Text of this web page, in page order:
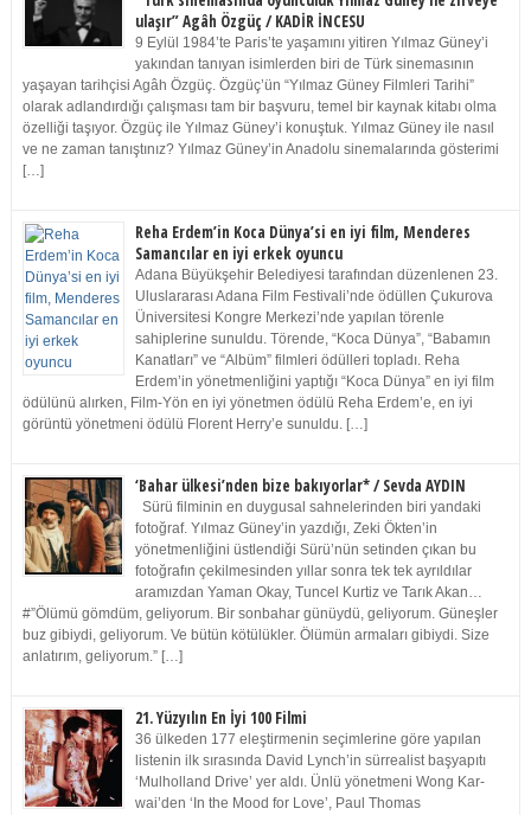
ulaşır” Agâh Özgüç / KADİR İNCESU
9 Eylül 1984’te Paris’te yaşamını yitiren Yılmaz Güney’i
yakından tanıyan isimlerden biri de Türk sinemasının
yaşayan tarihçisi Agâh Özgüç. Özgüç’ün “Yılmaz Güney Filmleri Tarihi”
olarak adlandırdığı çalışması tam bir başvuru, temel bir kaynak kitabı olma
özelliği taşıyor. Özgüç ile Yılmaz Güney’i konuştuk. Yılmaz Güney ile nasıl
ve ne zaman tanıştınız? Yılmaz Güney’in Anadolu sinemalarında gösterimi
[…]
Reha Erdem’in Koca Dünya’si en iyi film, Menderes
Samancılar en iyi erkek oyuncu
Adana Büyükşehir Belediyesi tarafından düzenlenen 23.
Uluslararası Adana Film Festivali’nde ödüllen Çukurova
Üniversitesi Kongre Merkezi’nde yapılan törenle
sahiplerine sunuldu. Törende, “Koca Dünya”, “Babamın
Kanatları” ve “Albüm” filmleri ödülleri topladı. Reha
Erdem’in yönetmenliğini yaptığı “Koca Dünya” en iyi film
ödülünü alırken, Film-Yön en iyi yönetmen ödülü Reha Erdem’e, en iyi
görüntü yönetmeni ödülü Florent Herry’e sunuldu. […]
‘Bahar ülkesi’nden bize bakıyorlar* / Sevda AYDIN
Sürü filminin en duygusal sahnelerinden biri yandaki
fotoğraf. Yılmaz Güney’in yazdığı, Zeki Ökten’in
yönetmenliğini üstlendiği Sürü’nün setinden çıkan bu
fotoğrafın çekilmesinden yıllar sonra tek tek ayrıldılar
aramızdan Yaman Okay, Tuncel Kurtiz ve Tarık Akan…
#”Ölümü gömdüm, geliyorum. Bir sonbahar günüydü, geliyorum. Güneşler
buz gibiydi, geliyorum. Ve bütün kötülükler. Ölümün armaları gibiydi. Size
anlatırım, geliyorum.” […]
21. Yüzyılın En İyi 100 Filmi
36 ülkeden 177 eleştirmenin seçimlerine göre yapılan
listenin ilk sırasında David Lynch’in sürrealist başyapıtı
‘Mulholland Drive’ yer aldı. Ünlü yönetmeni Wong Kar-
wai’den ‘In the Mood for Love’, Paul Thomas